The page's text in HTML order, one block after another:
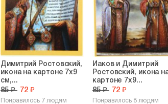
Димитрий Ростовский,
икона на картоне 7х9
см,...
85 ₽ 72 ₽
Понравилось 7 людям
Иаков и Димитрий
Ростовский, икона
картоне 7х9...
85 ₽ 72 ₽
Понравилось 8 людям